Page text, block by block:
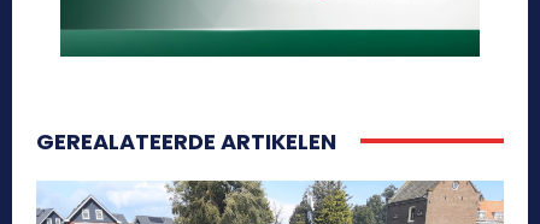
GEREALATEERDE ARTIKELEN